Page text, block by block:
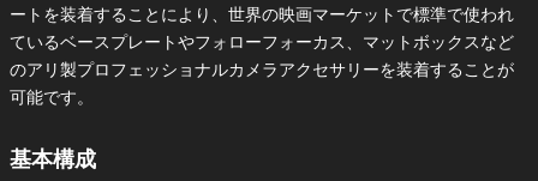
ートを装着することにより、世界の映画マーケットで標準で使われ
ているベースプレートやフォローフォーカス、マットボックスなど
のアリ製プロフェッショナルカメラアクセサリーを装着することが
可能です。
基本構成